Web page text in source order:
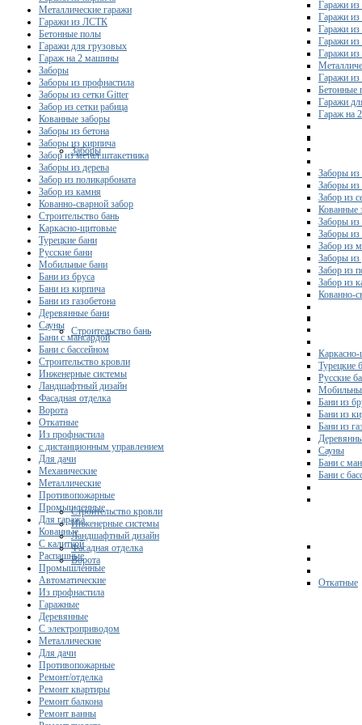
Гаражи из
Гаражи из
Гаражи из
Гаражи
Гаражи из
Гаражи
Бетонные
Гаражи
Гараж на
Заборы
Заборы из
Заборы из
Забор из
Кованные
Заборы из
Заборы из
Забор из
Заборы из
Забор из
Забор из
Кованно-
Строительство бань
Турецкие
Русские
Бани из
Бани из
Бани из
Сауны
Бани с
Бани с
Строительство кровли
Инженерные системы
Ландшафтный дизайн
Фасадная отделка
Ворота
Откатные
Металлические гаражи
Гаражи из ЛСТК
Бетонные полы
Гаражи для грузовых
Гараж на 2 машины
Заборы
Заборы из профнастила
Заборы из сетки Gitter
Забор из сетки рабица
Кованные заборы
Заборы из бетона
Заборы из кирпича
Забор из метал.штакетника
Заборы из дерева
Забор из поликарбоната
Забор из камня
Кованно-сварной забор
Строительство бань
Каркасно-щитовые
Турецкие бани
Русские бани
Мобильные бани
Бани из бруса
Бани из кирпича
Бани из газобетона
Деревянные бани
Сауны
Бани с мансардой
Бани с бассейном
Строительство кровли
Инженерные системы
Ландшафтный дизайн
Фасадная отделка
Ворота
Откатные
Из профнастила
с дистанционным управлением
Для дачи
Механические
Металлические
Противопожарные
Промышленные
Для гаража
Кованные
С калиткой
Распашные
Промышленные
Автоматические
Из профнастила
Гаражные
Деревянные
С электроприводом
Металлические
Для дачи
Противопожарные
Ремонт/отделка
Ремонт квартиры
Ремонт балкона
Ремонт ванны